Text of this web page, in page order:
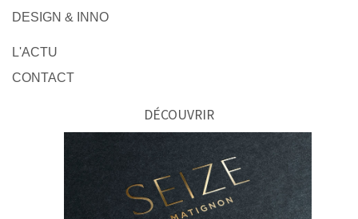
DESIGN & INNO
L'ACTU
CONTACT
DÉCOUVRIR